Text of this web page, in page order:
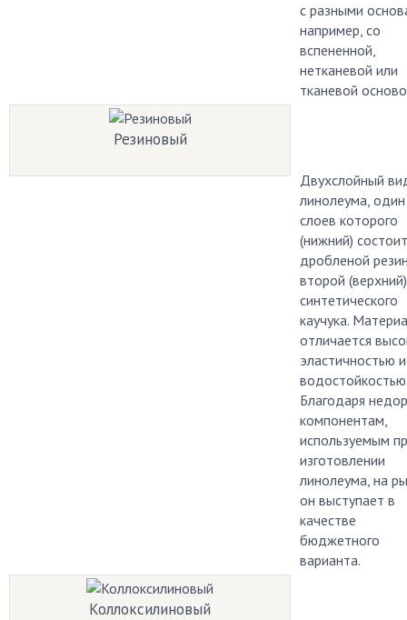
с разными
например, со
вспененной,
нетканевой или
тканевой
Резиновый
Двухслойный
линолеума,
слоев которого
(нижний)
дробленой
второй
синтетического
каучука.
отличается
эластичностью и
водостойкостью.
Благодаря
компонентам,
используемым
изготовлении
линолеума, на
он выступает в
качестве
бюджетного
варианта.
Коллоксилиновый